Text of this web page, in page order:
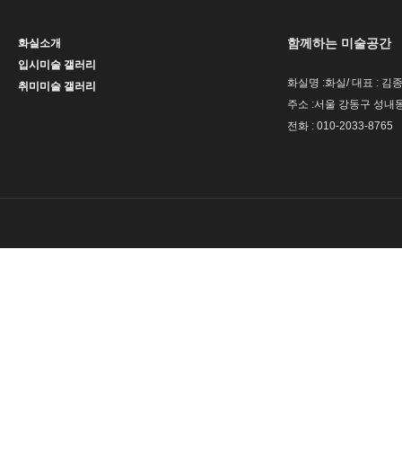
화실소개
입시미술 갤러리
취미미술 갤러리
함께하는 미술공간
화실명 :화실/ 대표 : 김
주소 :서울 강동구 성내
전화 : 010-2033-8765